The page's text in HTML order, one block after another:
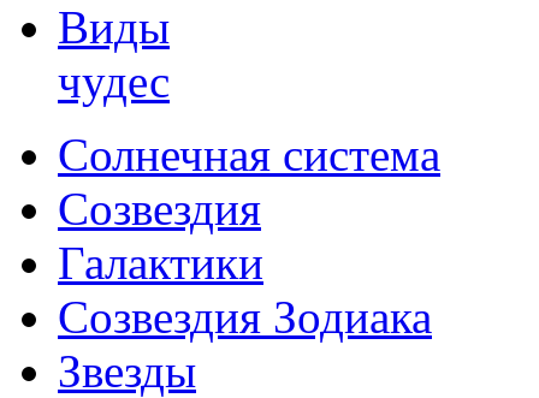
Виды
чудес
Солнечная система
Созвездия
Галактики
Созвездия Зодиака
Звезды